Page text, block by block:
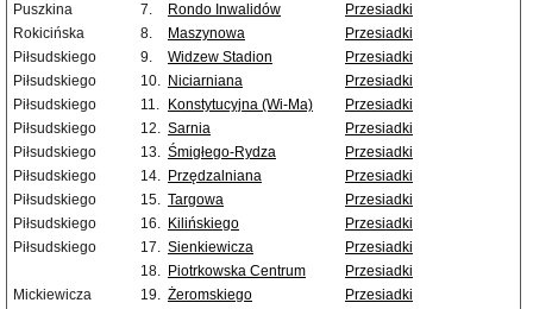
Puszkina
7. Rondo Inwalidów
Przesiadki
Rokicińska
8. Maszynowa
Przesiadki
Piłsudskiego
9. Widzew Stadion
Przesiadki
Piłsudskiego
10. Niciarniana
Przesiadki
Piłsudskiego
11. Konstytucyjna (Wi-Ma)
Przesiadki
Piłsudskiego
12. Sarnia
Przesiadki
Piłsudskiego
13. Śmigłego-Rydza
Przesiadki
Piłsudskiego
14. Przędzalniana
Przesiadki
Piłsudskiego
15. Targowa
Przesiadki
Piłsudskiego
16. Kilińskiego
Przesiadki
Piłsudskiego
17. Sienkiewicza
Przesiadki
18. Piotrkowska Centrum
Przesiadki
Mickiewicza
19. Żeromskiego Przesiadki